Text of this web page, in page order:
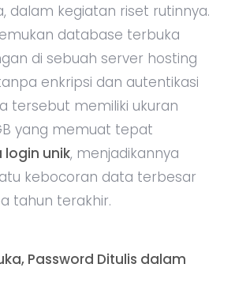
dalam kegiatan riset rutinnya.
database terbuka
di sebuah server hosting
enkripsi dan autentikasi
tersebut memiliki ukuran
yang memuat tepat
login unik, menjadikannya
kebocoran data terbesar
tahun terakhir.
Password Ditulis dalam